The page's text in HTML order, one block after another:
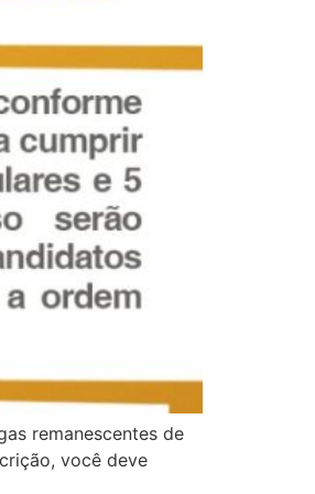
remanescentes de
você deve